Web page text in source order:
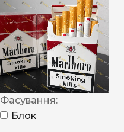
Фасування:
Блок